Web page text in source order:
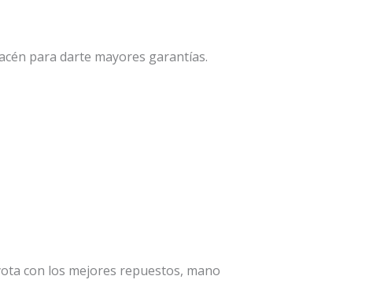
para darte mayores garantías.
con los mejores repuestos, mano